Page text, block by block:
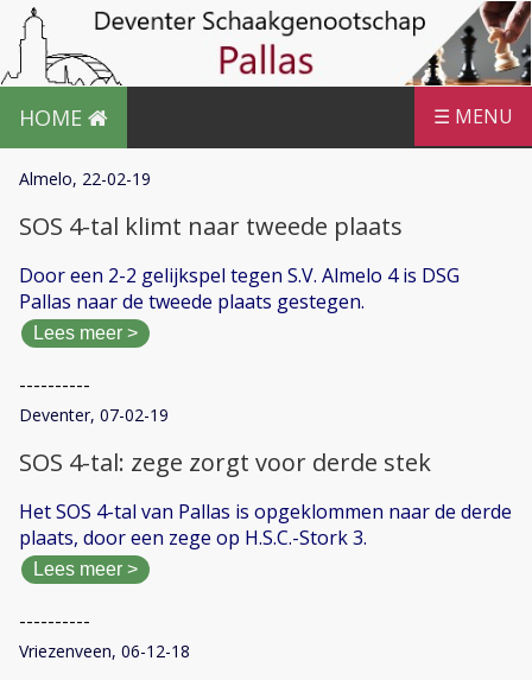
HOME ☰ MENU
Almelo, 22-02-19
SOS 4-tal klimt naar tweede plaats
Door een 2-2 gelijkspel tegen S.V. Almelo 4 is DSG
Pallas naar de tweede plaats gestegen.
Lees meer >
----------
Deventer, 07-02-19
SOS 4-tal: zege zorgt voor derde stek
Het SOS 4-tal van Pallas is opgeklommen naar de derde
plaats, door een zege op H.S.C.-Stork 3.
Lees meer >
----------
Vriezenveen, 06-12-18